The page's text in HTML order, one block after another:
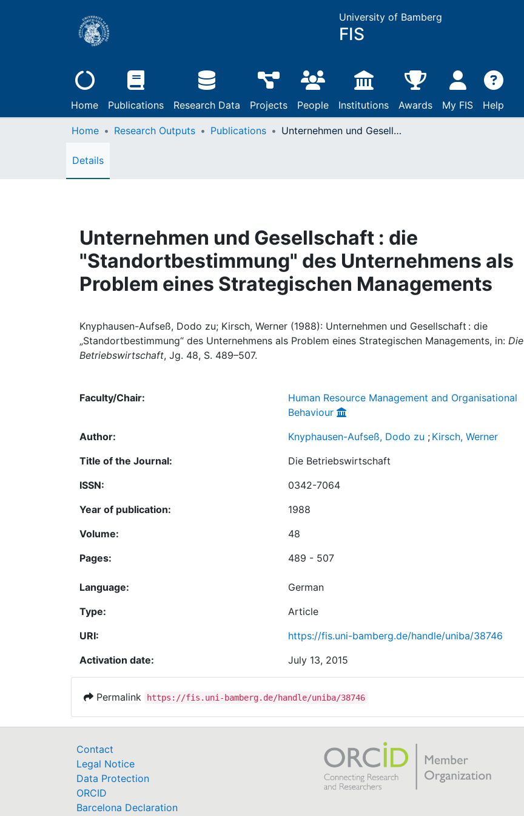
University of Bamberg
FIS
Home Publications Research Data Projects People Institutions Awards My FIS Help
Home Research Outputs Publications Unternehmen und Gesellschaft : die "Standortbestimmung" des Unternehmens als Problem eines Strategischen Managements
Details
Unternehmen und Gesellschaft : die
"Standortbestimmung" des Unternehmens als
Problem eines Strategischen Managements
Knyphausen-Aufseß, Dodo zu; Kirsch, Werner (1988): Unternehmen und Gesellschaft : die
„Standortbestimmung“ des Unternehmens als Problem eines Strategischen Managements, in: Die
Betriebswirtschaft, Jg. 48, S. 489–507.
Faculty/Chair:
Human Resource Management and Organisational
Behaviour
Author:
Knyphausen-Aufseß, Dodo zu ; Kirsch, Werner
Title of the Journal:
Die Betriebswirtschaft
ISSN:
0342-7064
Year of publication:
1988
Volume:
48
Pages:
489 - 507
Language:
German
Type:
Article
URI:
https://fis.uni-bamberg.de/handle/uniba/38746
Activation date:
July 13, 2015
Permalink https://fis.uni-bamberg.de/handle/uniba/38746
Contact
Legal Notice
Data Protection
ORCID
Barcelona Declaration